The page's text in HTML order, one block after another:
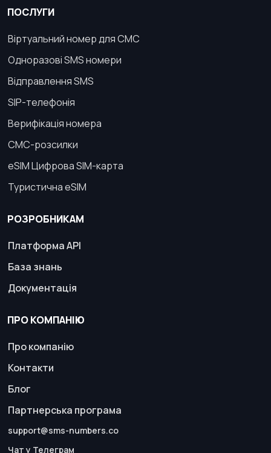
ПОСЛУГИ
Віртуальний номер для СМС
Одноразові SMS номери
Відправлення SMS
SIP-телефонія
Верифікація номера
СМС-розсилки
eSIM Цифрова SIM-карта
Туристична eSIM
РОЗРОБНИКАМ
Платформа API
База знань
Документація
ПРО КОМПАНІЮ
Про компанію
Контакти
Блог
Партнерська програма
support@sms-numbers.co
Чат у Телеграм